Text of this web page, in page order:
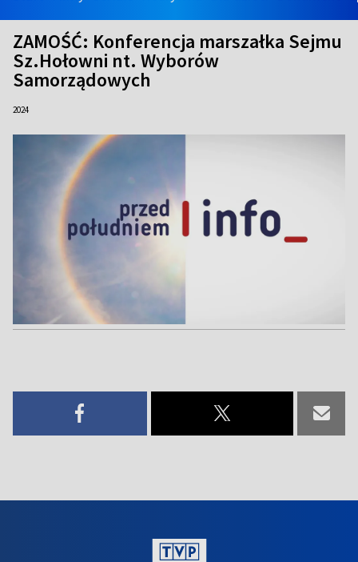
ZAMOŚĆ: Konferencja marszałka Sejmu
Sz.Hołowni nt. Wyborów
Samorządowych
2024